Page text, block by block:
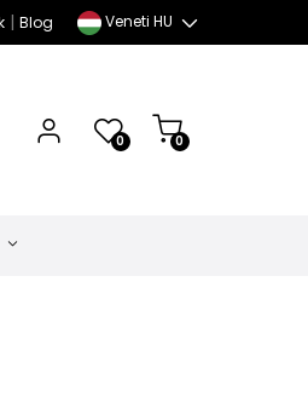
| Blog Veneti HU
0 0